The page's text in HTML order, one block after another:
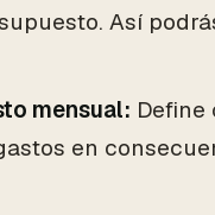
Así
mensual:
en